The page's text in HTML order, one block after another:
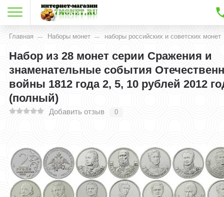
Главная Наборы монет наборы российских и советских монет
Набор из 28 монет серии Сражения и
знаменательные события
войны 1812 года 2, 5, 10 рублей 2012
(полный)
Добавить отзыв 0